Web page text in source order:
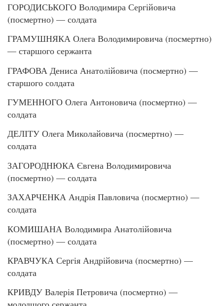
ГОРОДИСЬКОГО Володимира Сергійовича
(посмертно) — солдата
ГРАМУШНЯКА Олега Володимировича (посмертно)
— старшого сержанта
ГРАФОВА Дениса Анатолійовича (посмертно) —
старшого солдата
ГУМЕННОГО Олега Антоновича (посмертно) —
солдата
ДЕЛІТУ Олега Миколайовича (посмертно) —
солдата
ЗАГОРОДНЮКА Євгена Володимировича
(посмертно) — солдата
ЗАХАРЧЕНКА Андрія Павловича (посмертно) —
солдата
КОМИШАНА Володимира Анатолійовича
(посмертно) — солдата
КРАВЧУКА Сергія Андрійовича (посмертно) —
солдата
КРИВДУ Валерія Петровича (посмертно) —